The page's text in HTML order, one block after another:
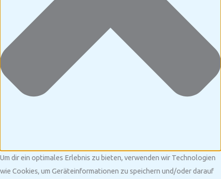
Um dir ein optimales Erlebnis zu bieten, verwenden wir Technologien
wie Cookies, um Geräteinformationen zu speichern und/oder darauf